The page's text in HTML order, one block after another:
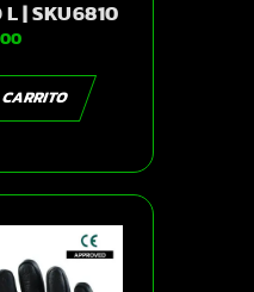
L | SKU6810